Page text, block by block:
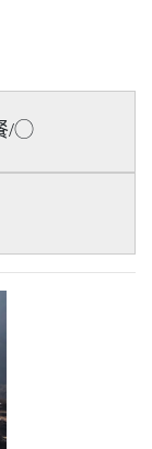
/◯